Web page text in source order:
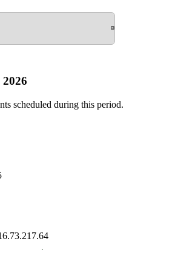
scheduled during this period.